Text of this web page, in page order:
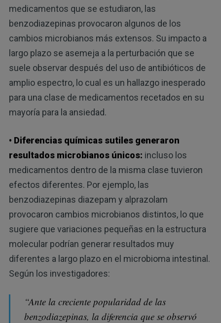
medicamentos que se estudiaron, las
benzodiazepinas provocaron algunos de los
cambios microbianos más extensos. Su impacto a
largo plazo se asemeja a la perturbación que se
suele observar después del uso de antibióticos de
amplio espectro, lo cual es un hallazgo inesperado
para una clase de medicamentos recetados en su
mayoría para la ansiedad.
• Diferencias químicas sutiles generaron
resultados microbianos únicos: incluso los
medicamentos dentro de la misma clase tuvieron
efectos diferentes. Por ejemplo, las
benzodiazepinas diazepam y alprazolam
provocaron cambios microbianos distintos, lo que
sugiere que variaciones pequeñas en la estructura
molecular podrían generar resultados muy
diferentes a largo plazo en el microbioma intestinal.
Según los investigadores:
“Ante la creciente popularidad de las
benzodiazepinas, la diferencia que se observó